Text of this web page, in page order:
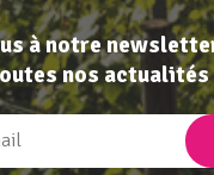
à notre
nos actualités